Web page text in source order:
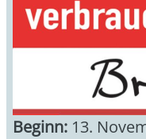
Beginn: 13.